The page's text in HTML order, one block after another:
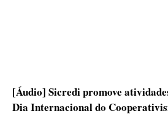
[Áudio] Sicredi promove
Dia Internacional do